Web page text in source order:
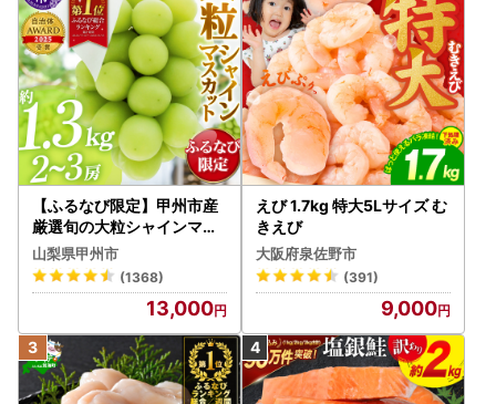
【ふるなび限定】甲州市産
厳選旬の大粒シャインマス
カット 約1.3kg 2～3房【2
026年発送】（MG）B12-
472 FN-Limited-VO シャ
インマスカット フルーツ
山梨県甲州市
(1368)
13,000
えび 1.7kg 特大5Lサイズ む
きえび
大阪府泉佐野市
(391)
9,000